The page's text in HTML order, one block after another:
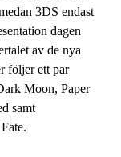
3DS endast
dagen
av de nya
följer ett par
Moon, Paper
samt